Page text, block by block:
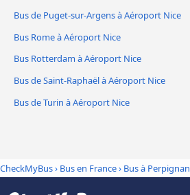
Bus de Puget-sur-Argens à Aéroport Nice
Bus Rome à Aéroport Nice
Bus Rotterdam à Aéroport Nice
Bus de Saint-Raphaël à Aéroport Nice
Bus de Turin à Aéroport Nice
CheckMyBus› Bus en France› Bus à Perpignan